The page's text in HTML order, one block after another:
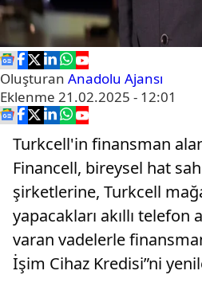
Oluşturan Anadolu Ajansı
Eklenme 21.02.2025 - 12:01
Turkcell'in finansman
Financell, bireysel hat
şirketlerine, Turkcell
yapacakları akıllı telefon
varan vadelerle
İşim Cihaz Kredisi”ni